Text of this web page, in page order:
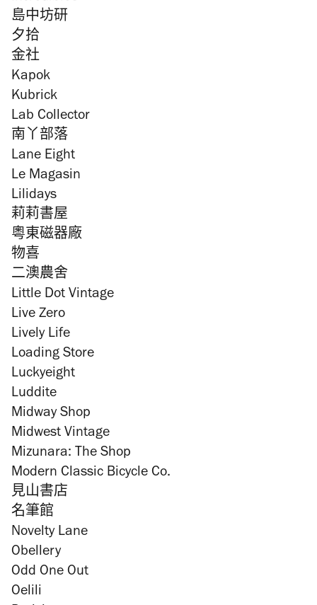
島中坊研
夕拾
金社
Kapok
Kubrick
Lab Collector
南丫部落
Lane Eight
Le Magasin
Lilidays
莉莉書屋
粵東磁器廠
物喜
二澳農舍
Little Dot Vintage
Live Zero
Lively Life
Loading Store
Luckyeight
Luddite
Midway Shop
Midwest Vintage
Mizunara: The Shop
Modern Classic Bicycle Co.
見山書店
名筆館
Novelty Lane
Obellery
Odd One Out
Oelili